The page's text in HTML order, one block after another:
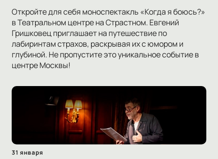
Откройте для себя моноспектакль «Когда я боюсь?»
в Театральном центре на Страстном. Евгений
Гришковец приглашает на путешествие по
лабиринтам страхов, раскрывая их с юмором и
глубиной. Не пропустите это уникальное событие в
центре Москвы!
31 января